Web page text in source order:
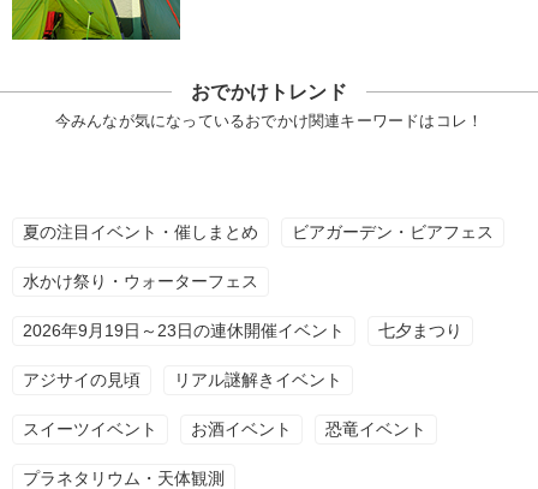
おでかけトレンド
今みんなが気になっているおでかけ関連キーワードはコレ！
夏の注目イベント・催しまとめ ビアガーデン・ビアフェス
水かけ祭り・ウォーターフェス
2026年9月19日～23日の連休開催イベント 七夕まつり
アジサイの見頃 リアル謎解きイベント
スイーツイベント お酒イベント 恐竜イベント
プラネタリウム・天体観測